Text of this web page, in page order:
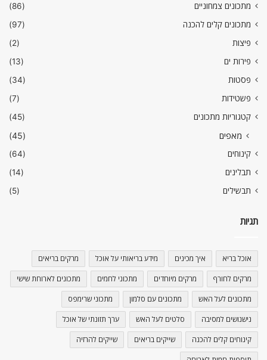
מתכונים צמחוניים
(86)
מתכונים קלים להכנה
(97)
פיצות
(2)
פירות ים
(13)
פסטות
(34)
פשטידות
(7)
קטגוריות מתכונים
(45)
מאפים (45)
קינוחים
(64)
תבלינים
(14)
תבשילים
(5)
תגיות
אוכל בריא איך מכינים מידע בריאותי על אוכל מרקים בריאים
מרקים לחורף מרקים מיוחדים מתכוני לחמים מתכונים לארוחת שישי
מתכונים לעל האש מתכונים עם סלמון מתכוני שרימפס
נישנושים למסיבה סלטים לעל האש ערך תזונתי של אוכל
קינוחים קלים להכנה שייקים בריאים שייקים להרזיה